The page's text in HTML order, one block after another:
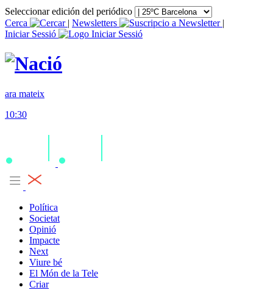
Seleccionar edición del periódico
Cerca
| Newsletters
|
Iniciar Sessió
ara mateix
10:30
Política
Societat
Opinió
Impacte
Next
Viure bé
El Món de la Tele
Criar